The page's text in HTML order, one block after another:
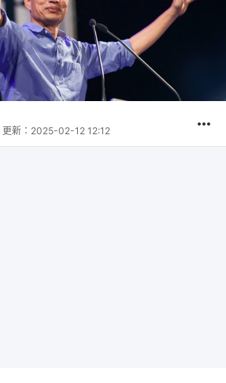
更新： 2025-02-12 12:12